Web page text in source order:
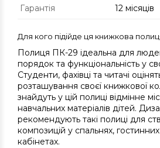
Гарантія
12 місяців
Для кого підійде ця книжкова
Полиця ПК-29 ідеальна для
порядок та функціональність у
Студенти, фахівці та читачі
розташування своєї книжкової
знайдуть у цій полиці відмінне
навчальних матеріалів дітей.
рекомендують такі полиці для
композицій у спальнях,
кабінетах.